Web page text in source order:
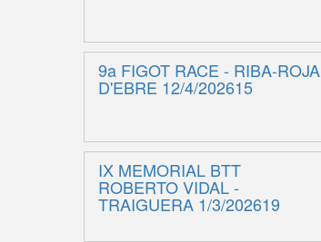
9a FIGOT RACE - RIBA-ROJA
D'EBRE 12/4/202615
IX MEMORIAL BTT
ROBERTO VIDAL -
TRAIGUERA 1/3/202619